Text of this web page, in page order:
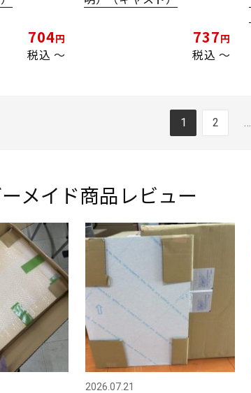
1 2 …
704
税込 〜
737
税込 〜
メイド商品レビュー
2026.07.21